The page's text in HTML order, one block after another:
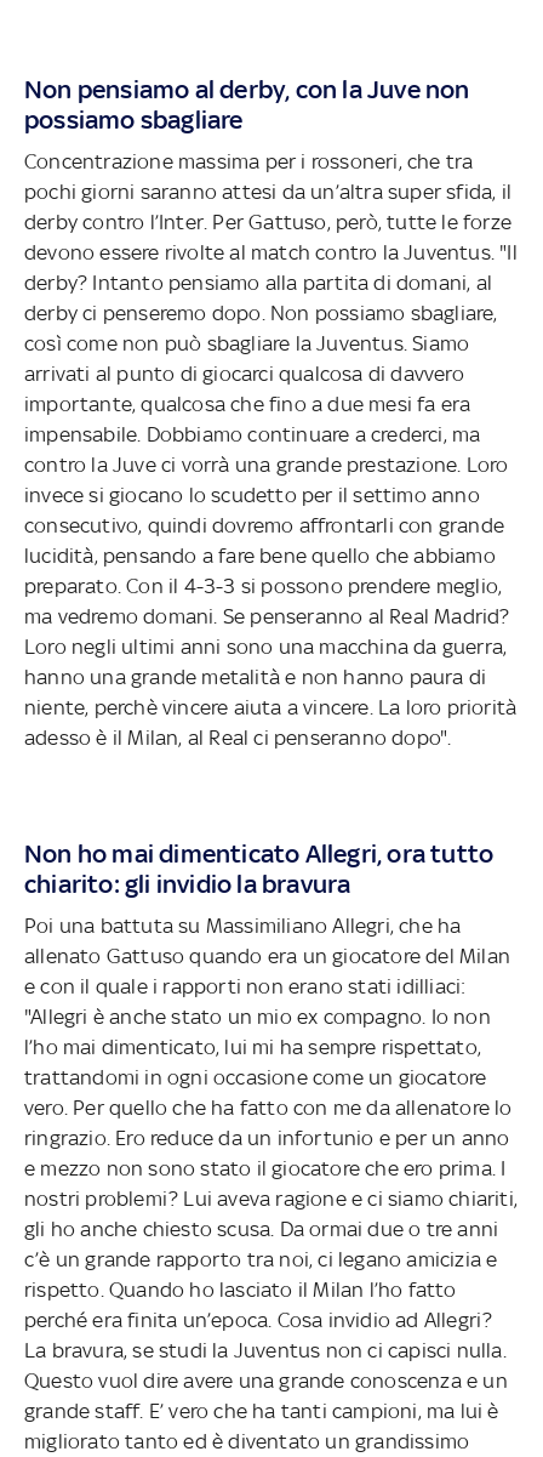
Non pensiamo al derby, con la Juve non
possiamo sbagliare
Concentrazione massima per i rossoneri, che tra
pochi giorni saranno attesi da un’altra super sfida, il
derby contro l’Inter. Per Gattuso, però, tutte le forze
devono essere rivolte al match contro la Juventus. "Il
derby? Intanto pensiamo alla partita di domani, al
derby ci penseremo dopo. Non possiamo sbagliare,
così come non può sbagliare la Juventus. Siamo
arrivati al punto di giocarci qualcosa di davvero
importante, qualcosa che fino a due mesi fa era
impensabile. Dobbiamo continuare a crederci, ma
contro la Juve ci vorrà una grande prestazione. Loro
invece si giocano lo scudetto per il settimo anno
consecutivo, quindi dovremo affrontarli con grande
lucidità, pensando a fare bene quello che abbiamo
preparato. Con il 4-3-3 si possono prendere meglio,
ma vedremo domani. Se penseranno al Real Madrid?
Loro negli ultimi anni sono una macchina da guerra,
hanno una grande metalità e non hanno paura di
niente, perchè vincere aiuta a vincere. La loro priorità
adesso è il Milan, al Real ci penseranno dopo".
Non ho mai dimenticato Allegri, ora tutto
chiarito: gli invidio la bravura
Poi una battuta su Massimiliano Allegri, che ha
allenato Gattuso quando era un giocatore del Milan
e con il quale i rapporti non erano stati idilliaci:
"Allegri è anche stato un mio ex compagno. Io non
l’ho mai dimenticato, lui mi ha sempre rispettato,
trattandomi in ogni occasione come un giocatore
vero. Per quello che ha fatto con me da allenatore lo
ringrazio. Ero reduce da un infortunio e per un anno
e mezzo non sono stato il giocatore che ero prima. I
nostri problemi? Lui aveva ragione e ci siamo chiariti,
gli ho anche chiesto scusa. Da ormai due o tre anni
c’è un grande rapporto tra noi, ci legano amicizia e
rispetto. Quando ho lasciato il Milan l’ho fatto
perché era finita un’epoca. Cosa invidio ad Allegri?
La bravura, se studi la Juventus non ci capisci nulla.
Questo vuol dire avere una grande conoscenza e un
grande staff. E’ vero che ha tanti campioni, ma lui è
migliorato tanto ed è diventato un grandissimo